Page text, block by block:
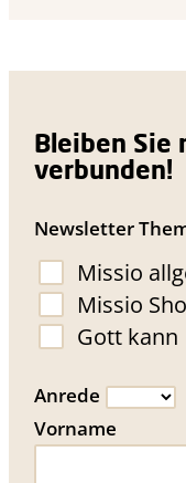
Bleiben Sie
verbunden!
Newsletter
Missio
Missio
Gott kann
Anrede
Vorname